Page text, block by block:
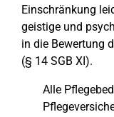
Einschränkung
geistige und
in die Bewertung
(§ 14 SGB XI).
Alle